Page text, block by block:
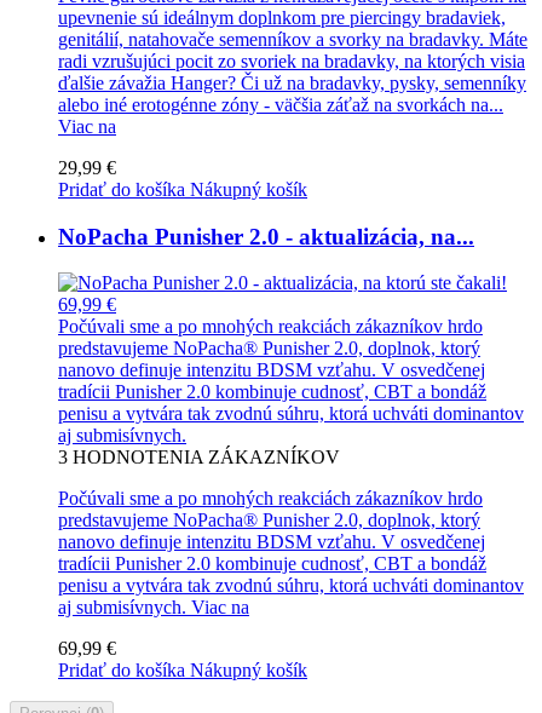
upevnenie sú ideálnym doplnkom pre piercingy bradaviek,
genitálií, natahovače semenníkov a svorky na bradavky. Máte
radi vzrušujúci pocit zo svoriek na bradavky, na ktorých visia
ďalšie závažia Hanger? Či už na bradavky, pysky, semenníky
alebo iné erotogénne zóny - väčšia záťaž na svorkách na...
Viac na
29,99 €
Pridať do košíka Nákupný košík
NoPacha Punisher 2.0 - aktualizácia, na...
69,99 €
Počúvali sme a po mnohých reakciách zákazníkov hrdo
predstavujeme NoPacha® Punisher 2.0, doplnok, ktorý
nanovo definuje intenzitu BDSM vzťahu. V osvedčenej
tradícii Punisher 2.0 kombinuje cudnosť, CBT a bondáž
penisu a vytvára tak zvodnú súhru, ktorá uchváti dominantov
aj submisívnych.
3 HODNOTENIA ZÁKAZNÍKOV
Počúvali sme a po mnohých reakciách zákazníkov hrdo
predstavujeme NoPacha® Punisher 2.0, doplnok, ktorý
nanovo definuje intenzitu BDSM vzťahu. V osvedčenej
tradícii Punisher 2.0 kombinuje cudnosť, CBT a bondáž
penisu a vytvára tak zvodnú súhru, ktorá uchváti dominantov
aj submisívnych. Viac na
69,99 €
Pridať do košíka Nákupný košík